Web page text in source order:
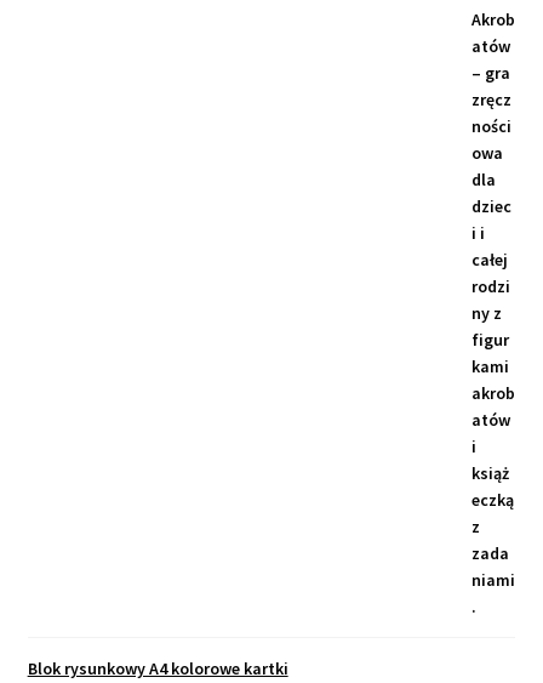
Blok rysunkowy A4 kolorowe kartki